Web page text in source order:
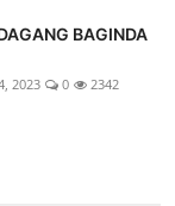
BAGINDA
2023 0 2342